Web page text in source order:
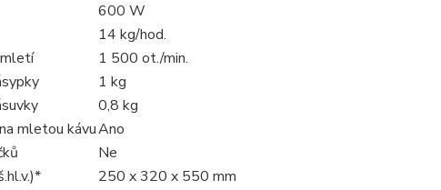
600 W
14 kg/hod.
1 500 ot./min.
1 kg
0,8 kg
mletou kávuAno
Ne
250 x 320 x 550 mm